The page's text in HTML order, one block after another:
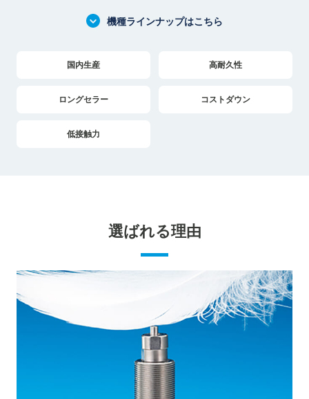
機種ラインナップはこちら
国内生産 高耐久性
ロングセラー コストダウン
低接触力
選ばれる理由